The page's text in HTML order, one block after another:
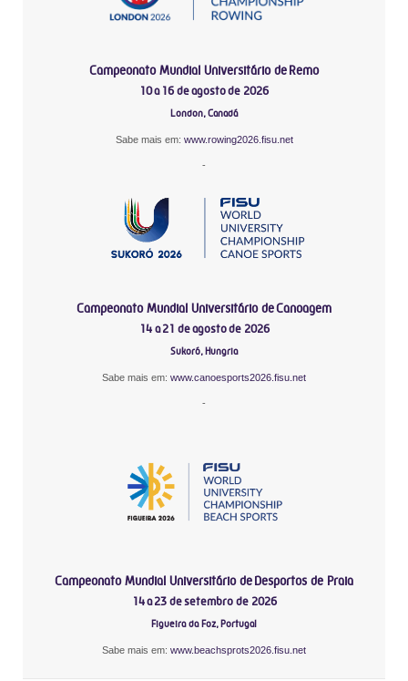
Campeonato Mundial Universitário de Remo
10 a 16 de agosto de 2026
London, Canadá
Sabe mais em: www.rowing2026.fisu.net
-
Campeonato Mundial Universitário de Canoagem
14 a 21 de agosto de 2026
Sukoró, Hungria
Sabe mais em: www.canoesports2026.fisu.net
-
Campeonato Mundial Universitário de Desportos de Praia
14 a 23 de setembro de 2026
Figueira da Foz, Portugal
Sabe mais em: www.beachsprots2026.fisu.net